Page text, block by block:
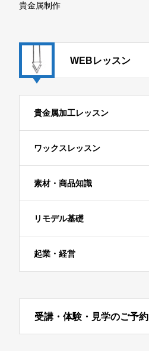
貴金属制作
WEBレッスン
貴金属加工レッスン
ワックスレッスン
素材・商品知識
リモデル基礎
起業・経営
受講・体験・見学のご予約